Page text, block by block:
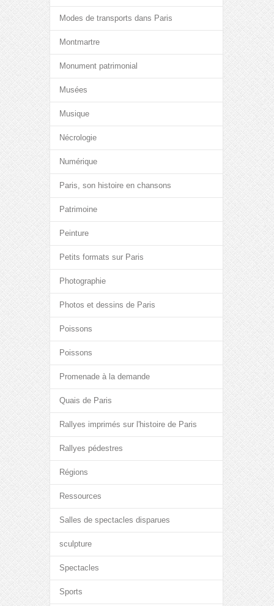
Modes de transports dans Paris
Montmartre
Monument patrimonial
Musées
Musique
Nécrologie
Numérique
Paris, son histoire en chansons
Patrimoine
Peinture
Petits formats sur Paris
Photographie
Photos et dessins de Paris
Poissons
Poissons
Promenade à la demande
Quais de Paris
Rallyes imprimés sur l'histoire de Paris
Rallyes pédestres
Régions
Ressources
Salles de spectacles disparues
sculpture
Spectacles
Sports